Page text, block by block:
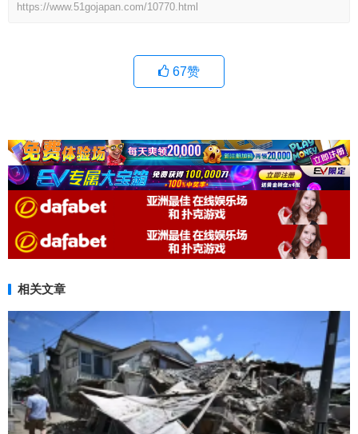
https://www.51gojapan.com/10770.html
67赞
相关文章